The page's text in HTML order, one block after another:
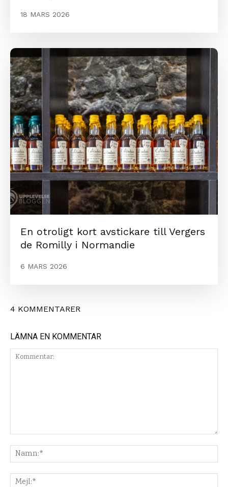
18 MARS 2026
En otroligt kort avstickare till Vergers
de Romilly i Normandie
6 MARS 2026
4 KOMMENTARER
LÄMNA EN KOMMENTAR